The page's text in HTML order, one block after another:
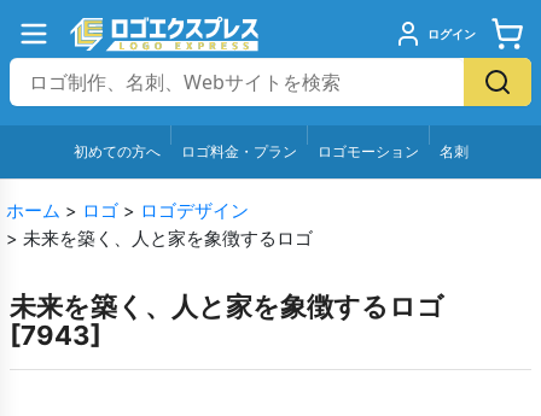
ログイン
初めての方へ ロゴ料金・プラン ロゴモーション 名刺
ホーム > ロゴ > ロゴデザイン
> 未来を築く、人と家を象徴するロゴ
未来を築く、人と家を象徴するロゴ
[7943]